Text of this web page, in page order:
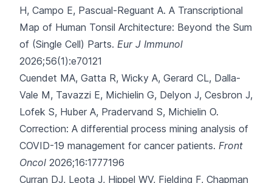
H, Campo E, Pascual-Reguant A. A Transcriptional
Map of Human Tonsil Architecture: Beyond the Sum
of (Single Cell) Parts. Eur J Immunol
2026;56(1):e70121
Cuendet MA, Gatta R, Wicky A, Gerard CL, Dalla-
Vale M, Tavazzi E, Michielin G, Delyon J, Cesbron J,
Lofek S, Huber A, Pradervand S, Michielin O.
Correction: A differential process mining analysis of
COVID-19 management for cancer patients. Front
Oncol 2026;16:1777196
Curran DJ, Leota J, Hippel WV, Fielding F, Chapman